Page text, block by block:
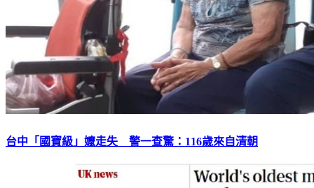
台中「國寶級」嬤走失 警一查驚：116歲來自清朝